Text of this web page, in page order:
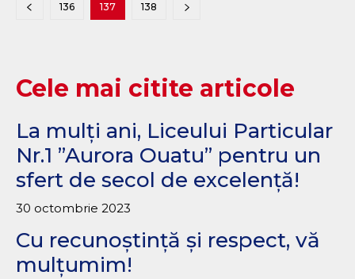
136 137 138
Cele mai citite articole
La mulți ani, Liceului Particular
Nr.1 ”Aurora Ouatu” pentru un
sfert de secol de excelență!
30 octombrie 2023
Cu recunoștință și respect, vă
mulțumim!